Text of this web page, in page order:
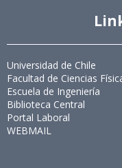
Universidad de Chile
Facultad de Ciencias
Escuela de Ingeniería
Biblioteca Central
Portal Laboral
WEBMAIL